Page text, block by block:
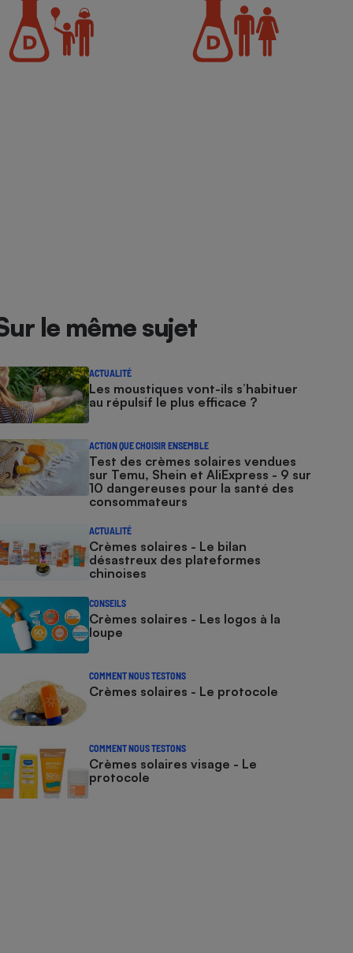
le même sujet
ACTUALITÉ
Les moustiques vont-ils s’habituer
au répulsif le plus efficace ?
ACTION QUE CHOISIR ENSEMBLE
Test des crèmes solaires vendues
sur Temu, Shein et AliExpress - 9 sur
10 dangereuses pour la santé des
consommateurs
ACTUALITÉ
Crèmes solaires - Le bilan
désastreux des plateformes
chinoises
CONSEILS
Crèmes solaires - Les logos à la
loupe
COMMENT NOUS TESTONS
Crèmes solaires - Le protocole
COMMENT NOUS TESTONS
Crèmes solaires visage - Le
protocole